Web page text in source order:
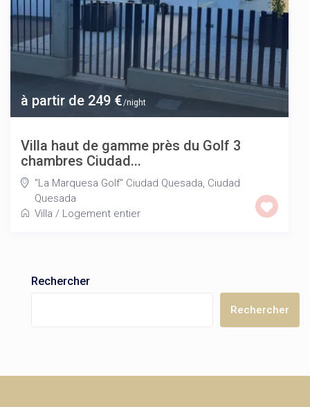
à partir de 249 €/night
Villa haut de gamme près du Golf 3
chambres Ciudad...
"La Marquesa Golf" Ciudad Quesada, Ciudad
Quesada
Villa / Logement entier
Rechercher
Rechercher